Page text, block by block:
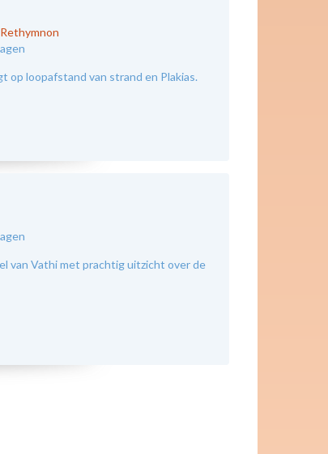
op loopafstand van strand en Plakias.
van Vathi met prachtig uitzicht over de